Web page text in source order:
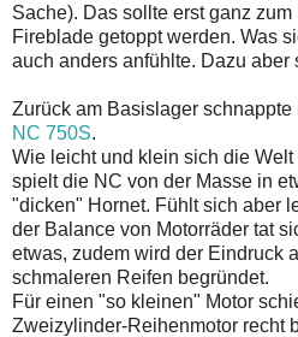
Sache). Das sollte erst ganz
Fireblade getoppt werden. Was
auch anders anfühlte. Dazu aber
Zurück am Basislager
NC 750S.
Wie leicht und klein sich die
spielt die NC von der Masse in
"dicken" Hornet. Fühlt sich aber
der Balance von Motorräder tat
etwas, zudem wird der Eindruck
schmaleren Reifen begründet.
Für einen "so kleinen" Motor
Zweizylinder-Reihenmotor recht